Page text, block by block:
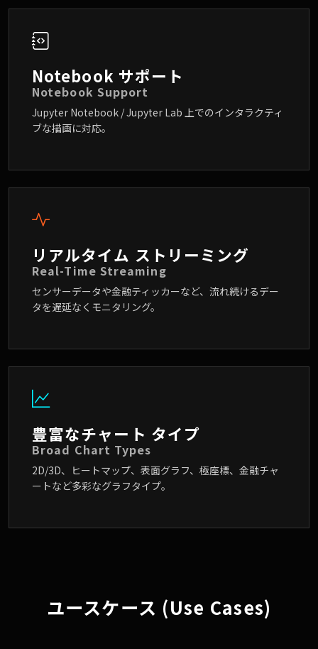
Notebook サポート
Notebook Support
Jupyter Notebook / Jupyter Lab 上でのインタラクティ
ブな描画に対応。
リアルタイム ストリーミング
Real-Time Streaming
センサーデータや金融ティッカーなど、流れ続けるデー
タを遅延なくモニタリング。
豊富なチャート タイプ
Broad Chart Types
2D/3D、ヒートマップ、表面グラフ、極座標、金融チャ
ートなど多彩なグラフタイプ。
ユースケース (Use Cases)